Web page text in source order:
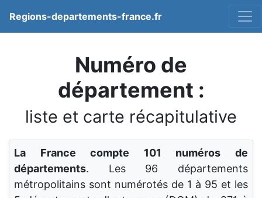
Regions-departements-france.fr
Numéro de
département :
liste et carte récapitulative
La France compte 101 numéros de
départements. Les 96 départements
métropolitains sont numérotés de 1 à 95 et les